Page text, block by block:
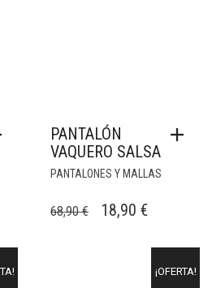
PANTALÓN
VAQUERO SALSA
PANTALONES Y MALLAS
68,90€
EL
18,90 €EL
ES:
¡OFERTA!